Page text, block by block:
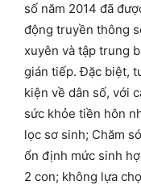
số năm 2014 đã
động truyền thông
xuyên và tập trung
gián tiếp. Đặc biệt,
kiện về dân số, với
sức khỏe tiền hôn
lọc sơ sinh; Chăm
ổn định mức sinh
2 con; không lựa